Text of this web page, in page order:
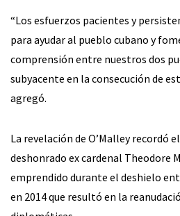
“Los esfuerzos pacientes y
para ayudar al pueblo cubano y
comprensión entre nuestros dos
subyacente en la consecución de
agregó.
La revelación de O’Malley recordó
deshonrado ex cardenal Theodore
emprendido durante el deshielo
en 2014 que resultó en la